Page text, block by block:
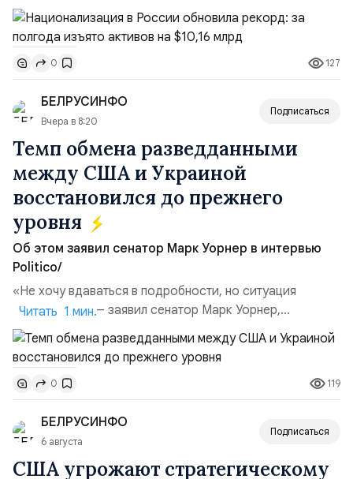
подсчитали аналитики AK&M. Это в 2,5 раза больше,
чем за аналогичный период 2025 года ($3,95 млрд).
Всего зафиксировано 15 национализационных
транзакций, которые обеспечили 42,2% денежного
объёма всего российского рынка слияний и
поглощений. Крупнейшей ...
0 127
БЕЛРУСИНФО
Вчера в 8:20
Подписаться
Темп обмена разведданными
между США и Украиной
восстановился до прежнего
уровня
Об этом заявил сенатор Марк Уорнер в интервью
Politico/
«Не хочу вдаваться в подробности, но ситуация
улучшилась», — заявил сенатор Марк Уорнер,
высокопоставленный член комитета по разведке,
добавив, что использование Украиной беспилотников и
ракет большой дальности позволило ей наносить
удары вглубь российской территории и укрепило её
позиции.Сотрудничество со стороны США стало
ключом к позитивному пов...
Читать 1 мин.
0 119
БЕЛРУСИНФО
6 августа
Подписаться
США угрожают стратегическому